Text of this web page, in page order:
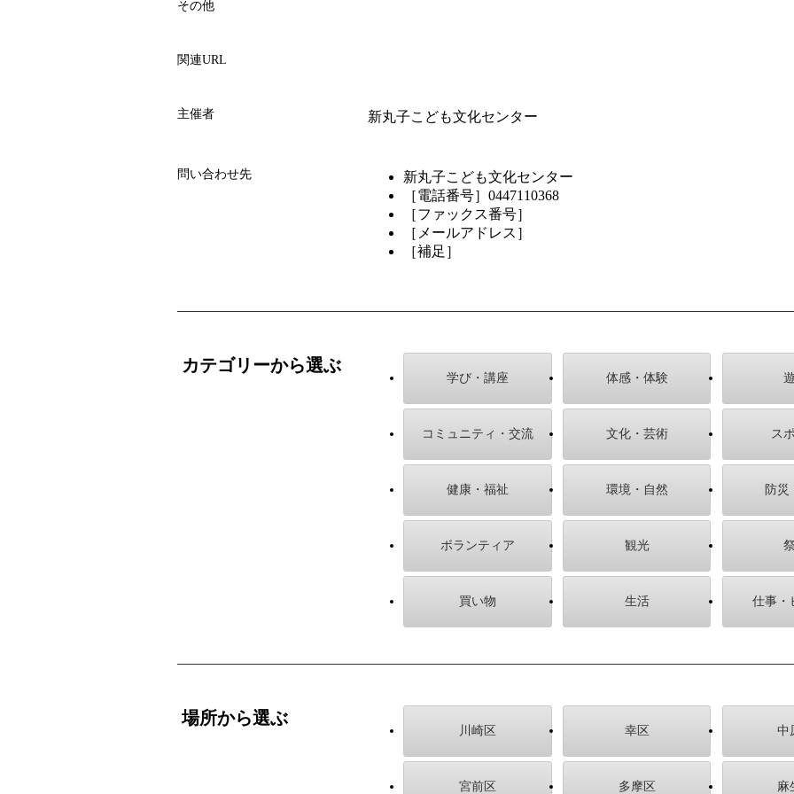
その他
関連URL
主催者 新丸子こども文化センター
問い合わせ先
新丸子こども文化センター
［電話番号］0447110368
［ファックス番号］
［メールアドレス］
［補足］
カテゴリーから選ぶ
学び・講座 体感・体験
コミュニティ・交流 文化・芸術 ス
健康・福祉 環境・自然 防災
ボランティア 観光
買い物 生活 仕事・
場所から選ぶ
川崎区 幸区 中
宮前区 多摩区 麻